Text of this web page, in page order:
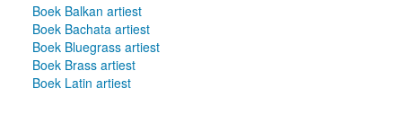
Boek Balkan artiest
Boek Bachata artiest
Boek Bluegrass artiest
Boek Brass artiest
Boek Latin artiest